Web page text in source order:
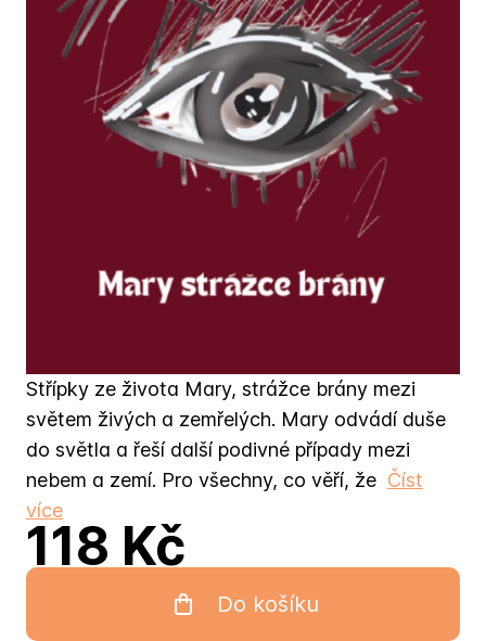
Střípky ze života Mary, strážce brány mezi
světem živých a zemřelých. Mary odvádí duše
do světla a řeší další podivné případy mezi
nebem a zemí. Pro všechny, co věří, že Číst
více
118 Kč
Do košíku